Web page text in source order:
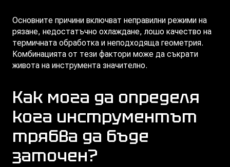
Основните причини включват неправилни режими на
рязане, недостатъчно охлаждане, лошо качество на
термичната обработка и неподходяща геометрия.
Комбинацията от тези фактори може да съкрати
живота на инструмента значително.
Как мога да определя
кога инструментът
трябва да бъде
заточен?